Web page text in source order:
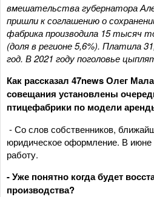
вмешательства губернатора
пришли к соглашению о
фабрика производила 15 тысяч
(доля в регионе 5,6%). Платила
год. В 2021 году поголовье
Как рассказал 47newsОлег
совещания установлены
птицефабрики по модели
- Со слов собственников,
юридическое оформление. В июне
работу.
- Уже понятно когда будет
производства?